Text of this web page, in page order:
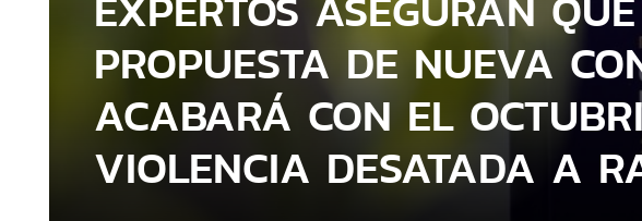
PROPUESTA DE NUEVA
ACABARÁ CON EL
VIOLENCIA DESATADA A